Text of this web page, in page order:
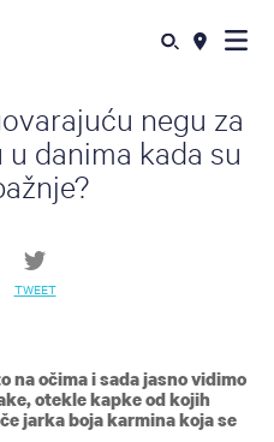
negu za
danima kada su
TWEET
na očima i sada jasno vidimo
otekle kapke od kojih
jarka boja karmina koja se